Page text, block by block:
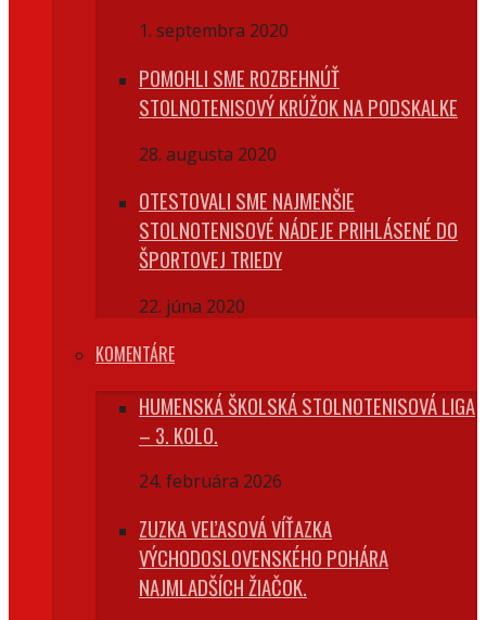
1. septembra 2020
POMOHLI SME ROZBEHNÚŤ
STOLNOTENISOVÝ KRÚŽOK NA PODSKALKE
28. augusta 2020
OTESTOVALI SME NAJMENŠIE
STOLNOTENISOVÉ NÁDEJE PRIHLÁSENÉ DO
ŠPORTOVEJ TRIEDY
22. júna 2020
KOMENTÁRE
HUMENSKÁ ŠKOLSKÁ STOLNOTENISOVÁ LIGA
– 3. KOLO.
24. februára 2026
ZUZKA VEĽASOVÁ VÍŤAZKA
VÝCHODOSLOVENSKÉHO POHÁRA
NAJMLADŠÍCH ŽIAČOK.